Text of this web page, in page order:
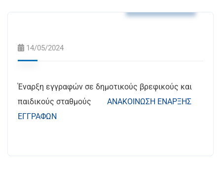
14/05/2024
Έναρξη εγγραφών σε δημοτικούς βρεφικούς και
παιδικούς σταθμούς ΑΝΑΚΟΙΝΩΣΗ ΕΝΑΡΞΗΣ
ΕΓΓΡΑΦΩΝ